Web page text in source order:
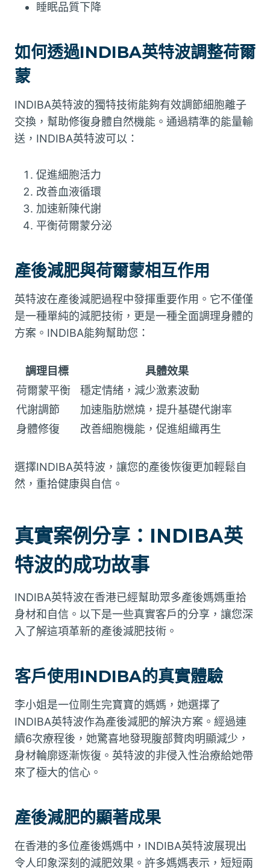
睡眠品質下降
如何透過INDIBA英特波調整荷爾
蒙
INDIBA英特波的獨特技術能夠有效調節細胞離子
交換，幫助修復身體自然機能。通過精準的能量輸
送，INDIBA英特波可以：
促進細胞活力
改善血液循環
加速新陳代謝
平衡荷爾蒙分泌
產後減肥與荷爾蒙相互作用
英特波在產後減肥過程中發揮重要作用。它不僅僅
是一種單純的減肥技術，更是一種全面調理身體的
方案。INDIBA能夠幫助您：
調理目標
具體效果
荷爾蒙平衡
穩定情緒，減少激素波動
代謝調節
加速脂肪燃燒，提升基礎代謝率
身體修復
改善細胞機能，促進組織再生
選擇INDIBA英特波，讓您的產後恢復更加輕鬆自
然，重拾健康與自信。
真實案例分享：INDIBA英
特波的成功故事
INDIBA英特波在香港已經幫助眾多產後媽媽重拾
身材和自信。以下是一些真實客戶的分享，讓您深
入了解這項革新的產後減肥技術。
客戶使用INDIBA的真實體驗
李小姐是一位剛生完寶寶的媽媽，她選擇了
INDIBA英特波作為產後減肥的解決方案。經過連
續6次療程後，她驚喜地發現腹部贅肉明顯減少，
身材輪廓逐漸恢復。英特波的非侵入性治療給她帶
來了極大的信心。
產後減肥的顯著成果
在香港的多位產後媽媽中，INDIBA英特波展現出
令人印象深刻的減肥效果。許多媽媽表示，短短兩